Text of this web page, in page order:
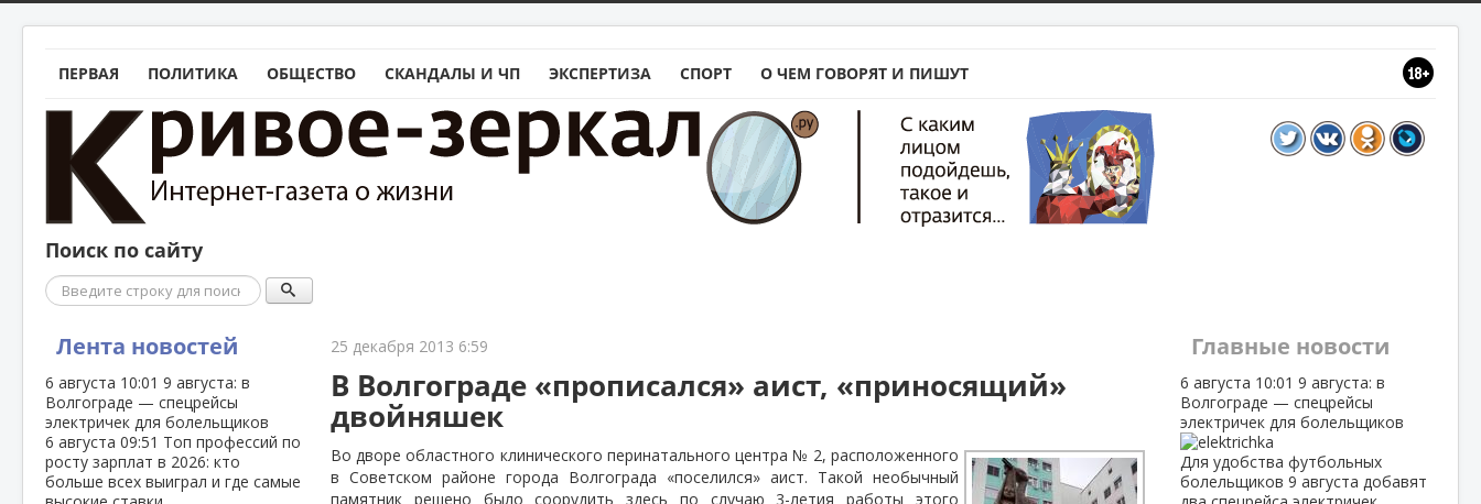
ПЕРВАЯ ПОЛИТИКА ОБЩЕСТВО СКАНДАЛЫ И ЧП ЭКСПЕРТИЗА СПОРТ О ЧЕМ ГОВОРЯТ И ПИШУТ
Поиск по сайту
Поиск
Лента новостей
6 августа 10:01 9 августа: в
Волгограде — спецрейсы
электричек для болельщиков
6 августа 09:51 Топ профессий по
росту зарплат в 2026: кто
больше всех выиграл и где самые
25 декабря 2013 6:59
В Волгограде «прописался» аист, «приносящий»
двойняшек
Во дворе областного клинического перинатального центра № 2, расположенного
в Советском районе города Волгограда «поселился» аист. Такой необычный
памятник решено было соорудить здесь по случаю 3-летия работы этого
Главные новости
6 августа 10:01 9 августа: в
Волгограде — спецрейсы
электричек для болельщиков
Для удобства футбольных
болельщиков 9 августа добавят